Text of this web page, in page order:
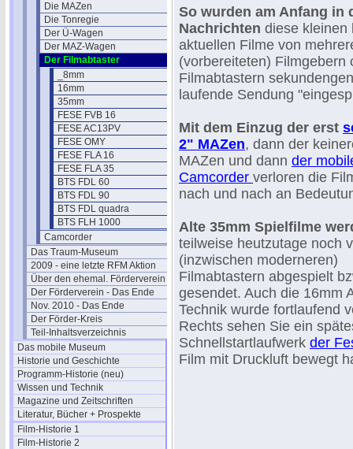
Die MAZen
Die Tonregie
Der Ü-Wagen
Der MAZ-Wagen
Der Filmabtaster
_8mm
16mm
35mm
FESE FVB 16
FESE AC13PV
FESE OMY
FESE FLA 16
FESE FLA 35
BTS FDL 60
BTS FDL 90
BTS FDL quadra
BTS FLH 1000
Camcorder
Das Traum-Museum
2009 - eine letzte RFM Aktion
Über den ehemal. Förderverein
Der Förderverein - Das Ende
Nov. 2010 - Das Ende
Der Förder-Kreis
Teil-Inhaltsverzeichnis
Das mobile Museum
Historie und Geschichte
Programm-Historie (neu)
Wissen und Technik
Magazine und Zeitschriften
Literatur, Bücher + Prospekte
Film-Historie 1
Film-Historie 2
So wurden am Anfang in
Nachrichten diese kleinen
aktuellen Filme von
(vorbereiteten) Filmgebern
Filmabtastern
laufende Sendung
Mit dem Einzug der erst
2" MAZen, dann der
MAZen und dann der
Camcorder verloren die
nach und nach an
Alte 35mm Spielfilme
teilweise heutzutage noch
(inzwischen moderneren)
Filmabtastern abgespielt
gesendet. Auch die 16mm
Technik wurde fortlaufend
Rechts sehen Sie ein
Schnellstartlaufwerk der
Film mit Druckluft bewegt